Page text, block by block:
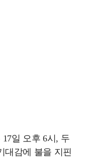
일 오후 6시, 두
대감에 불을 지핀